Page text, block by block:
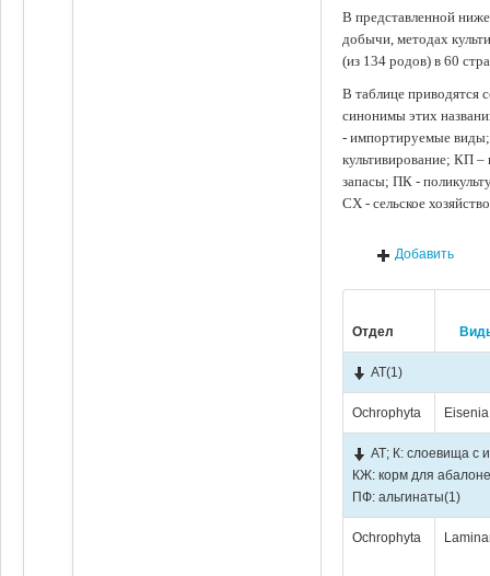
В представленной
добычи, методах
(из 134 родов) в 60
В таблице приводятся
синонимы этих
- импортируемые
культивирование; КП
запасы; ПК -
СХ - сельское
Добавить
Отдел
АТ(1)
Ochrophyta
АТ; К: слоевища с
КЖ: корм для
ПФ: альгинаты(1)
Ochrophyta